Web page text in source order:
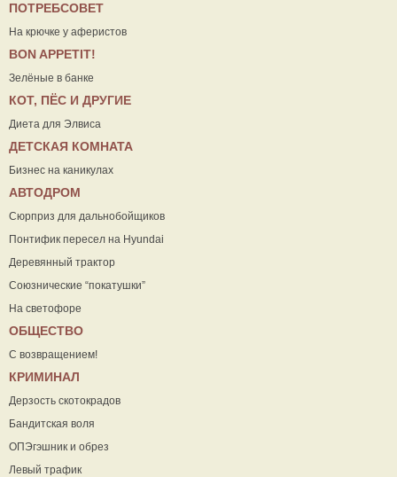
ПОТРЕБСОВЕТ
На крючке у аферистов
ВON APPETIT!
Зелёные в банке
КОТ, ПЁС И ДРУГИЕ
Диета для Элвиса
ДЕТСКАЯ КОМНАТА
Бизнес на каникулах
АВТОДРОМ
Сюрприз для дальнобойщиков
Понтифик пересел на Hyundai
Деревянный трактор
Союзнические “покатушки”
На светофоре
ОБЩЕСТВО
С возвращением!
КРИМИНАЛ
Дерзость скотокрадов
Бандитская воля
ОПЭгэшник и обрез
Левый трафик